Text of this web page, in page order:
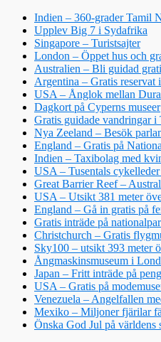
Indien – 360-grader Tamil
Upplev Big 7 i Sydafrika
Singapore – Turistsajter
London – Öppet hus och
Australien – Bli guidad
Argentina – Gratis reservat
USA – Ånglok mellan
Dagkort på Cyperns museer
Gratis guidade vandringar i
Nya Zeeland – Besök
England – Gratis på
Indien – Taxibolag med
USA – Tusentals
Great Barrier Reef –
USA – Utsikt 381 meter
England – Gå in gratis på
Gratis inträde på
Christchurch – Gratis
Sky100 – utsikt 393 meter
Ångmaskinsmuseum i
Japan – Fritt inträde på
USA – Gratis på
Venezuela – Angelfallen
Mexiko – Miljoner fjärilar
Önska God Jul på världens